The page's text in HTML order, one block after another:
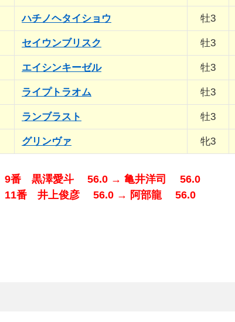
ハチノヘタイショウ 牡3
セイウンブリスク 牡3
エイシンキーゼル 牡3
ライプトラオム 牡3
ランブラスト 牡3
グリンヴァ 牝3
9番 黒澤愛斗 56.0 → 亀井洋司 56.0
11番 井上俊彦 56.0 → 阿部龍 56.0